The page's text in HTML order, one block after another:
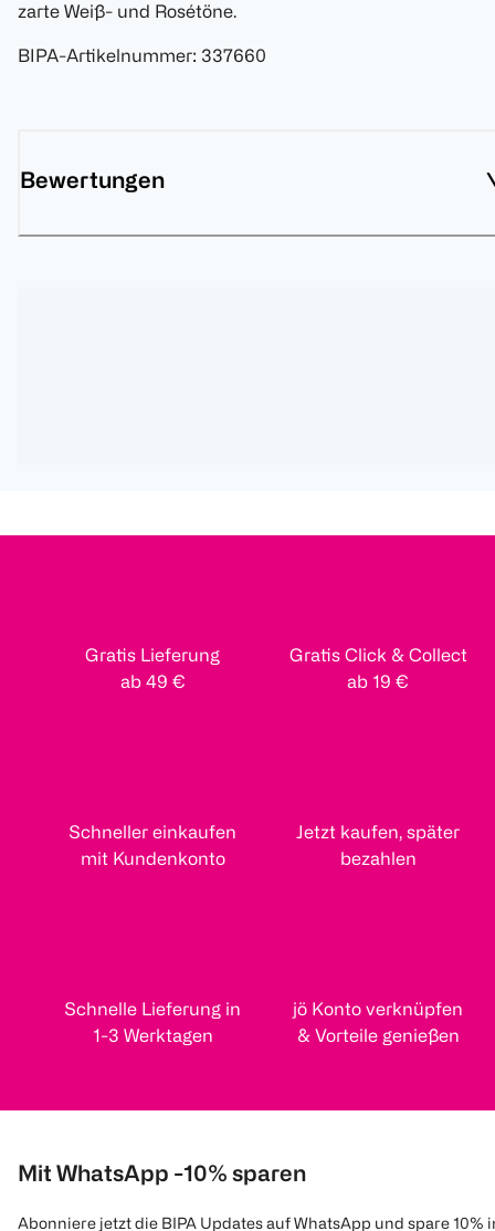
zarte Weiß- und Rosétöne.
BIPA-Artikelnummer: 337660
Bewertungen
Gratis Lieferung
ab 49 €
Gratis Click & Collect
ab 19 €
Schneller einkaufen
mit Kundenkonto
Jetzt kaufen, später
bezahlen
Schnelle Lieferung in
1-3 Werktagen
jö Konto verknüpfen
& Vorteile genießen
Mit WhatsApp -10% sparen
Abonniere jetzt die BIPA Updates auf WhatsApp und spare 10%